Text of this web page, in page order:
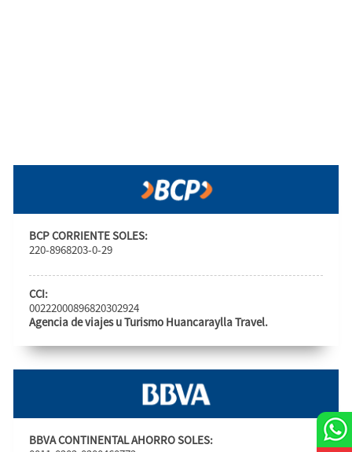
BCP CORRIENTE SOLES:
220-8968203-0-29
CCI:
00222000896820302924
Agencia de viajes u Turismo Huancaraylla Travel.
BBVA CONTINENTAL AHORRO SOLES: